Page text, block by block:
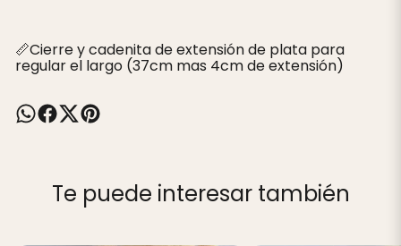
📏Cierre y cadenita de extensión de plata para
regular el largo (37cm mas 4cm de extensión)
Te puede interesar también